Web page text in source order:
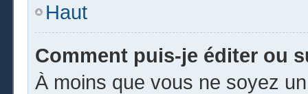
Haut
Comment puis-je éditer ou
À moins que vous ne soyez